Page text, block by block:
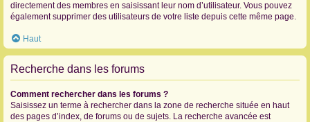
directement des membres en saisissant leur nom d’utilisateur. Vous pouvez
également supprimer des utilisateurs de votre liste depuis cette même page.
Haut
Recherche dans les forums
Comment rechercher dans les forums ?
Saisissez un terme à rechercher dans la zone de recherche située en haut
des pages d’index, de forums ou de sujets. La recherche avancée est